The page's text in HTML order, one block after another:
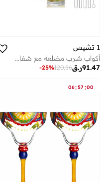
1 تشيس
أكواب شرب مضلعة مع شفاطات زجاجية 450 مل (مجموعة من 4)
ر.ق91.47
120.56
-25%
06:57 :00